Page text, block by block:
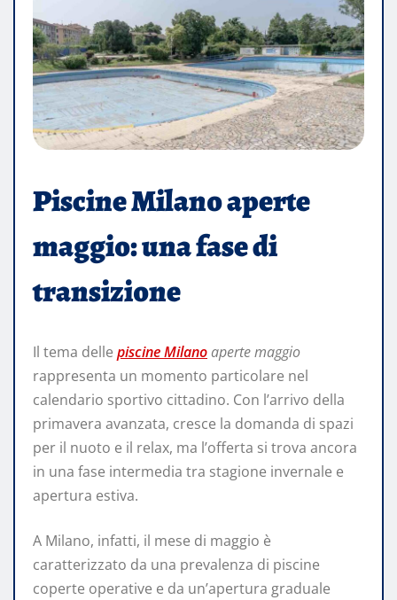
Piscine Milano aperte
maggio: una fase di
transizione
Il tema delle piscine Milanoaperte maggio
rappresenta un momento particolare nel
calendario sportivo cittadino. Con l’arrivo della
primavera avanzata, cresce la domanda di spazi
per il nuoto e il relax, ma l’offerta si trova ancora
in una fase intermedia tra stagione invernale e
apertura estiva.
A Milano, infatti, il mese di maggio è
caratterizzato da una prevalenza di piscine
coperte operative e da un’apertura graduale